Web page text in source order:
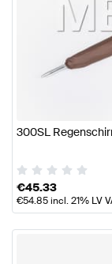
300SL
€45.33
€54.85incl. 21% LV